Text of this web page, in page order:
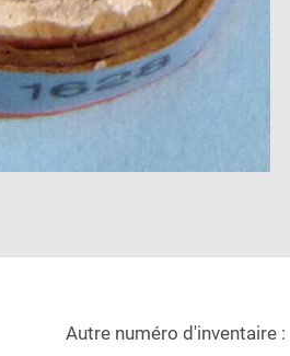
Autre numéro d'inventaire :